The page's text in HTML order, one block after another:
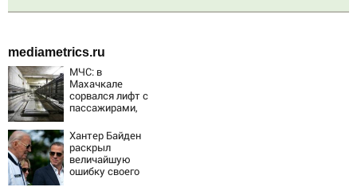
mediametrics.ru
МЧС: в
Махачкале
сорвался лифт с
пассажирами,
четыре человека
Хантер Байден
раскрыл
величайшую
ошибку своего